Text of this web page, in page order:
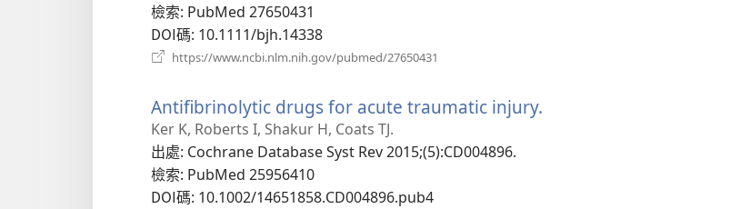
檢索‎: PubMed 27650431
DOI碼‎: 10.1111/bjh.14338
https://www.ncbi.nlm.nih.gov/pubmed/27650431
視
Antifibrinolytic drugs for acute traumatic injury.
Ker K, Roberts I, Shakur H, Coats TJ.
出處‎: Cochrane Database Syst Rev 2015;(5):CD004896.
檢索‎: PubMed 25956410
DOI碼‎: 10.1002/14651858.CD004896.pub4